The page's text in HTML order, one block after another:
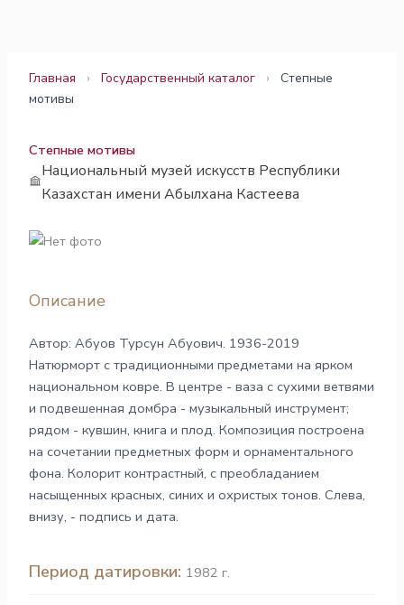
Главная › Государственный каталог ›
Степные
мотивы
Степные мотивы
Национальный музей искусств Республики
Казахстан имени Абылхана Кастеева
Описание
Автор: Абуов Турсун Абуович. 1936-2019
Натюрморт с традиционными предметами на ярком
национальном ковре. В центре - ваза с сухими ветвями
и подвешенная домбра - музыкальный инструмент;
рядом - кувшин, книга и плод. Композиция построена
на сочетании предметных форм и орнаментального
фона. Колорит контрастный, с преобладанием
насыщенных красных, синих и охристых тонов. Слева,
внизу, - подпись и дата.
Период датировки: 1982 г.